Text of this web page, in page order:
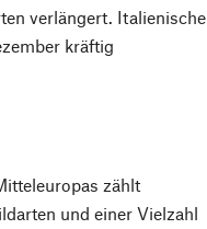
verlängert. Italienische
kräftig
zählt
und einer Vielzahl